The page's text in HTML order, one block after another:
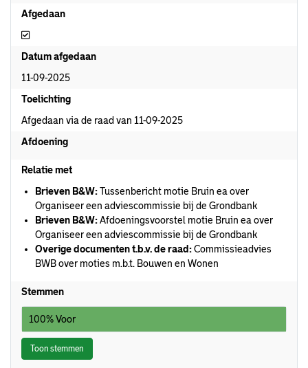
Afgedaan
Afgedaan
Datum afgedaan
11-09-2025
Toelichting
Afgedaan via de raad van 11-09-2025
Afdoening
Relatie met
Brieven B&W:Tussenbericht motie Bruin ea over
Organiseer een adviescommissie bij de Grondbank
Brieven B&W:Afdoeningsvoorstel motie Bruin ea over
Organiseer een adviescommissie bij de Grondbank
Overige documenten t.b.v. de raad:Commissieadvies
BWB over moties m.b.t. Bouwen en Wonen
Stemmen
100% Voor
Toon stemmen